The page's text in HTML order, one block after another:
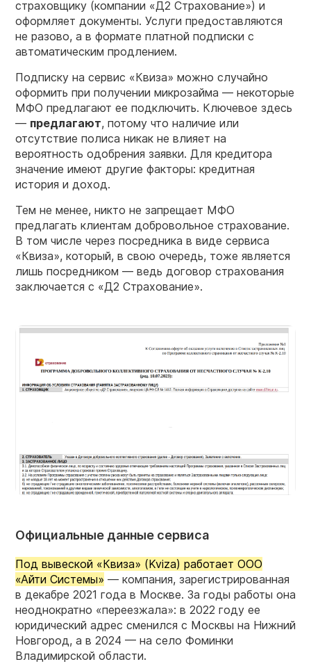
страховщику (компании «Д2 Страхование») и
оформляет документы. Услуги предоставляются
не разово, а в формате платной подписки с
автоматическим продлением.
Подписку на сервис «Квиза» можно случайно
оформить при получении микрозайма — некоторые
МФО предлагают ее подключить. Ключевое здесь
— предлагают, потому что наличие или
отсутствие полиса никак не влияет на
вероятность одобрения заявки. Для кредитора
значение имеют другие факторы: кредитная
история и доход.
Тем не менее, никто не запрещает МФО
предлагать клиентам добровольное страхование.
В том числе через посредника в виде сервиса
«Квиза», который, в свою очередь, тоже является
лишь посредником — ведь договор страхования
заключается с «Д2 Страхование».
Официальные данные сервиса
Под вывеской «Квиза» (Kviza) работает ООО
«Айти Системы» — компания, зарегистрированная
в декабре 2021 года в Москве. За годы работы она
неоднократно «переезжала»: в 2022 году ее
юридический адрес сменился с Москвы на Нижний
Новгород, а в 2024 — на село Фоминки
Владимирской области.